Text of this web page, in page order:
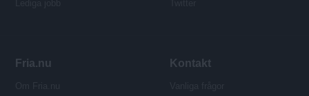
Fria.nu Kontakt